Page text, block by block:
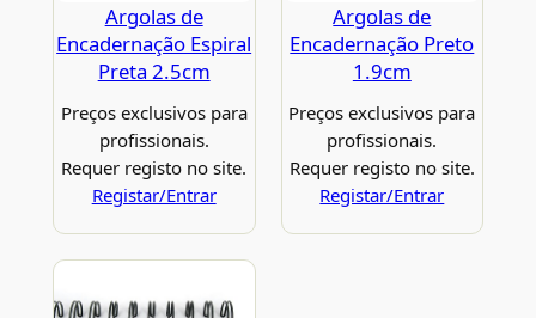
Argolas de
Encadernação Espiral
Preta 2.5cm
Preços exclusivos para
profissionais.
Requer registo no site.
Registar/Entrar
Argolas de
Encadernação Preto
1.9cm
Preços exclusivos para
profissionais.
Requer registo no site.
Registar/Entrar